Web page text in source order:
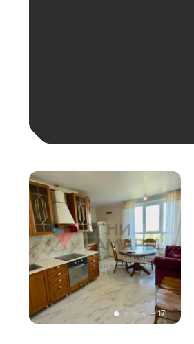
+17